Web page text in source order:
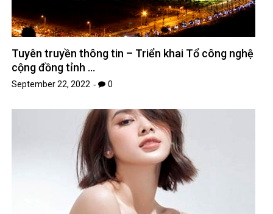
Tuyên truyền thông tin – Triển khai Tổ công nghệ
cộng đồng tỉnh …
September 22, 2022 0